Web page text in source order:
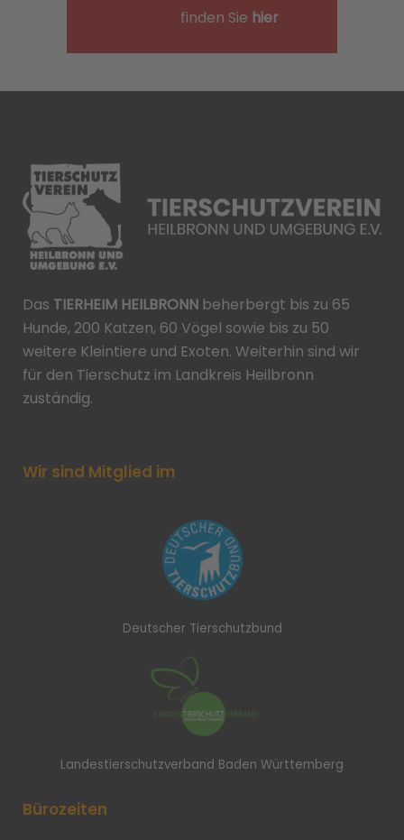
finden Sie hier
Das TIERHEIM HEILBRONN beherbergt bis zu 65
Hunde, 200 Katzen, 60 Vögel sowie bis zu 50
weitere Kleintiere und Exoten. Weiterhin sind wir
für den Tierschutz im Landkreis Heilbronn
zuständig.
Wir sind Mitglied im
Deutscher Tierschutzbund
Landestierschutzverband Baden Württemberg
Bürozeiten